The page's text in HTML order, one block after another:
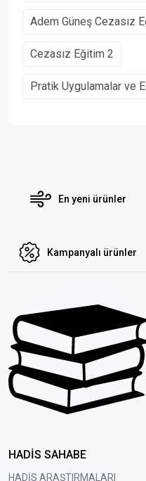
Adem Güneş Cezasız
Cezasız Eğitim 2
Pratik Uygulamalar ve
En yeni ürünler
Kampanyalı ürünler
HADİS SAHABE
HADİS ARAŞTIRMALARI